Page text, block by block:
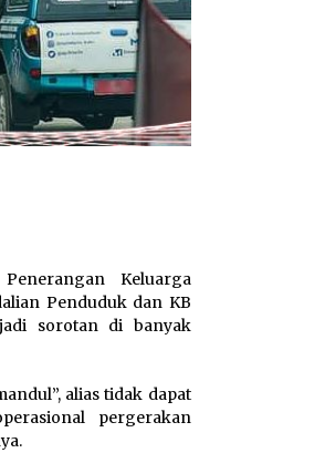
Keluarga
Penduduk dan KB
sorotan di banyak
alias tidak dapat
pergerakan